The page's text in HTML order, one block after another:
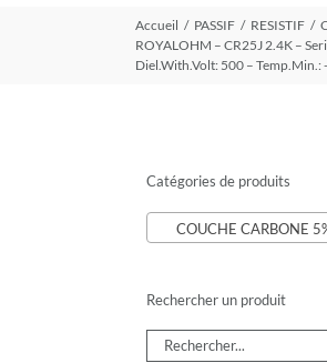
Accueil PASSIF RESISTIF
ROYALOHM – CR25J 2.4K –
Diel.With.Volt: 500 – Temp.Min.:
Catégories de produits
COUCHE CARBONE 5%
Rechercher un produit